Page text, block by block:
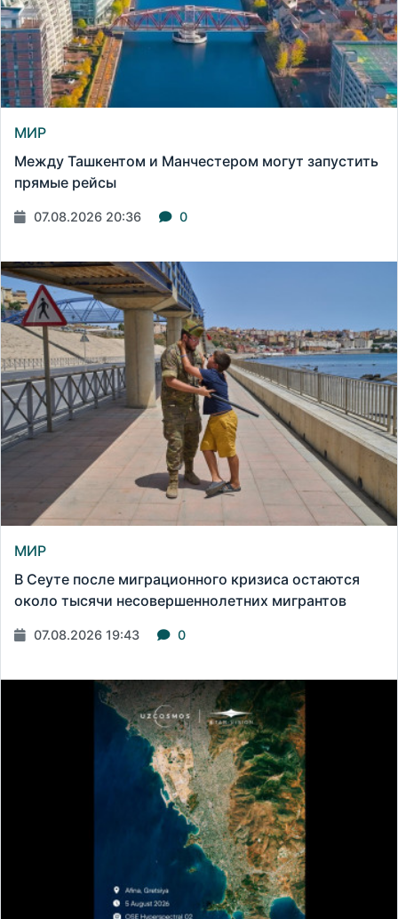
МИР
Между Ташкентом и Манчестером могут запустить
прямые рейсы
07.08.2026 20:36 0
МИР
В Сеуте после миграционного кризиса остаются
около тысячи несовершеннолетних мигрантов
07.08.2026 19:43 0